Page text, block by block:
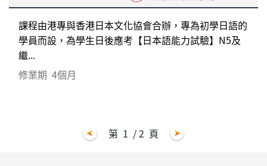
課程由港專與香港日本文化協會合辦，專為初學日語的
學員而設，為學生日後應考【日本語能力試驗】N5及
繼...
修業期 4個月
第 1 / 2 頁